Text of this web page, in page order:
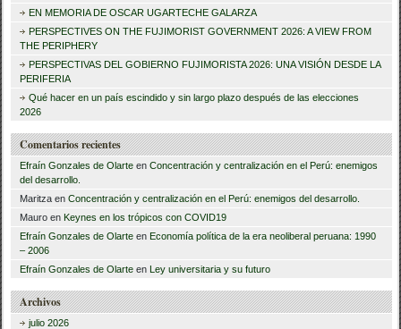
c
a
:
EN MEMORIA DE OSCAR UGARTECHE GALARZA
PERSPECTIVES ON THE FUJIMORIST GOVERNMENT 2026: A VIEW FROM
THE PERIPHERY
PERSPECTIVAS DEL GOBIERNO FUJIMORISTA 2026: UNA VISIÓN DESDE LA
PERIFERIA
Qué hacer en un país escindido y sin largo plazo después de las elecciones
2026
Comentarios recientes
Efraín Gonzales de Olarte enConcentración y centralización en el Perú: enemigos
del desarrollo.
Maritza enConcentración y centralización en el Perú: enemigos del desarrollo.
Mauro en Keynes en los trópicos con COVID19
Efraín Gonzales de Olarte en Economía política de la era neoliberal peruana: 1990
– 2006
Efraín Gonzales de Olarte en Ley universitaria y su futuro
Archivos
julio 2026